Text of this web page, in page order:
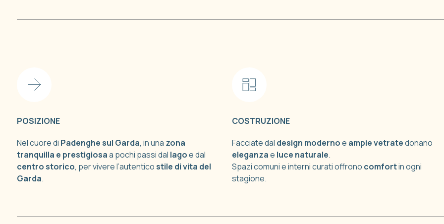
POSIZIONE
Nel cuore di Padenghe sul Garda, in una zona
tranquilla e prestigiosaa pochi passi dal lagoe dal
centro storico, per vivere l’autenticostile di vita del
Garda.
COSTRUZIONE
Facciate dal design modernoe ampie vetratedonano
eleganzae luce naturale.
Spazi comuni e interni curati offrono comfortin ogni
stagione.